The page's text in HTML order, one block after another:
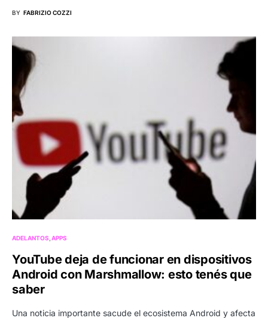
BY FABRIZIO COZZI
ADELANTOS APPS
YouTube deja de funcionar en dispositivos
Android con Marshmallow: esto tenés que
saber
Una noticia importante sacude el ecosistema Android y afecta